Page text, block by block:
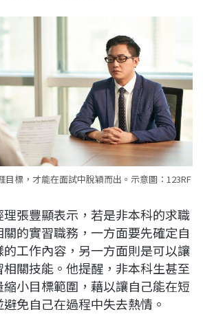
目標，才能在面試中脫穎而出。示意圖：123RF
張豐顯表示，若是非本科的求職
的實習職務，一方面要先確定自
工作內容，另一方面則是可以讓
關技能。他提醒，非本科生甚至
小目標範圍，藉以讓自己能在短
免自己在過程中失去熱情。